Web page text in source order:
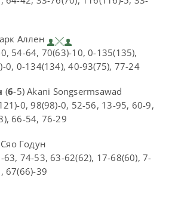
Аллен
54-64, 70(63)-10, 0-135(135),
0, 0-134(134), 40-93(75), 77-24
(6-5) Akani Songsermsawad
0, 98(98)-0, 52-56, 13-95, 60-9,
66-54, 76-29
Годун
74-53, 63-62(62), 17-68(60), 7-
67(66)-39